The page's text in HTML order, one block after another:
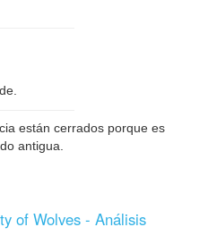
están cerrados porque es
antigua.
of Wolves - Análisis